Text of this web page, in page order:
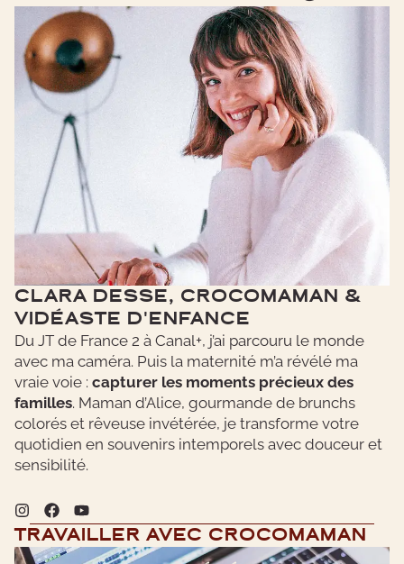
CLARA DESSE, CROCOMAMAN &
VIDÉASTE D'ENFANCE
Du JT de France 2 à Canal+, j’ai parcouru le monde
avec ma caméra. Puis la maternité m’a révélé ma
vraie voie : capturer les moments précieux des
familles. Maman d’Alice, gourmande de brunchs
colorés et rêveuse invétérée, je transforme votre
quotidien en souvenirs intemporels avec douceur et
sensibilité.
TRAVAILLER AVEC CROCOMAMAN